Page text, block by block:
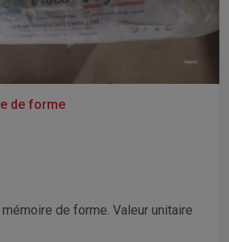
de forme
de forme. Valeur unitaire